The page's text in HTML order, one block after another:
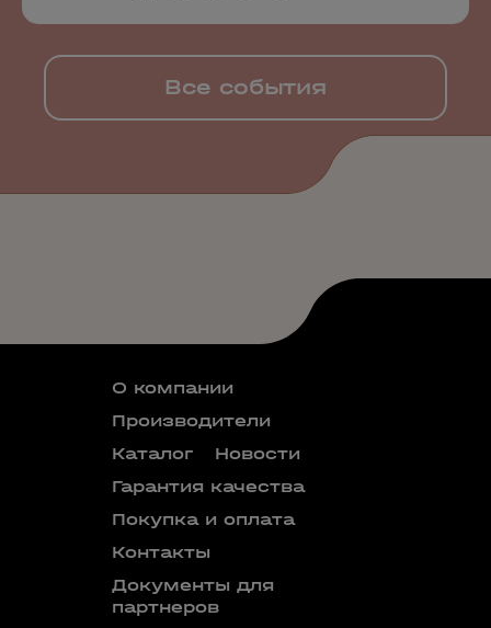
Все события
О компании
Производители
Каталог
Новости
Гарантия качества
Покупка и оплата
Контакты
Документы для
партнеров